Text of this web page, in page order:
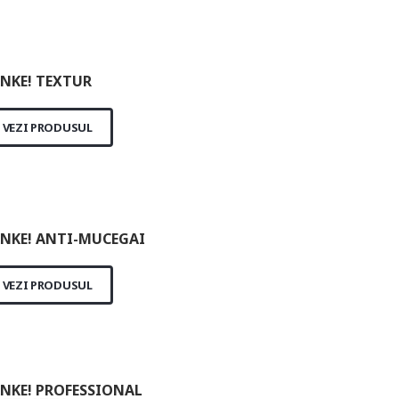
TEXTUR
VEZI PRODUSUL
ANTI-MUCEGAI
VEZI PRODUSUL
PROFESSIONAL